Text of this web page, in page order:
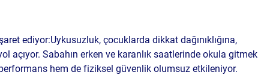
ediyor:Uykusuzluk, çocuklarda dikkat dağınıklığına,
açıyor. Sabahın erken ve karanlık saatlerinde okula gitmek
hem de fiziksel güvenlik olumsuz etkileniyor.